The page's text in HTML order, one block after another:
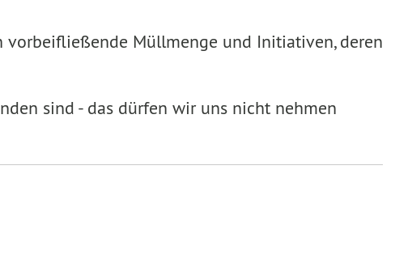
Müllmenge und Initiativen, deren
sind - das dürfen wir uns nicht nehmen